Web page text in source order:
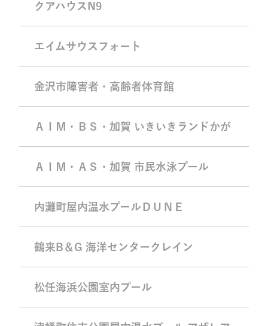
クアハウスN9
エイムサウスフォート
金沢市障害者・高齢者体育館
ＡＩＭ・ＢＳ・加賀 いきいきランドかが
ＡＩＭ・ＡＳ・加賀 市民水泳プール
内灘町屋内温水プールＤＵＮＥ
鶴来B＆G 海洋センタークレイン
松任海浜公園室内プール